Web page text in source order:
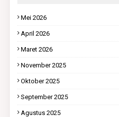
Mei 2026
April 2026
Maret 2026
November 2025
Oktober 2025
September 2025
Agustus 2025